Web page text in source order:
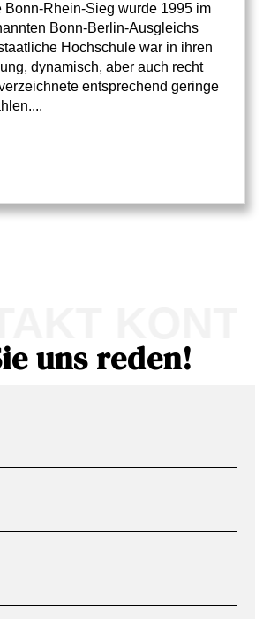
Bonn-Rhein-Sieg wurde 1995 im
Bonn-Berlin-Ausgleichs
Hochschule war in ihren
dynamisch, aber auch recht
entsprechend geringe
uns reden!